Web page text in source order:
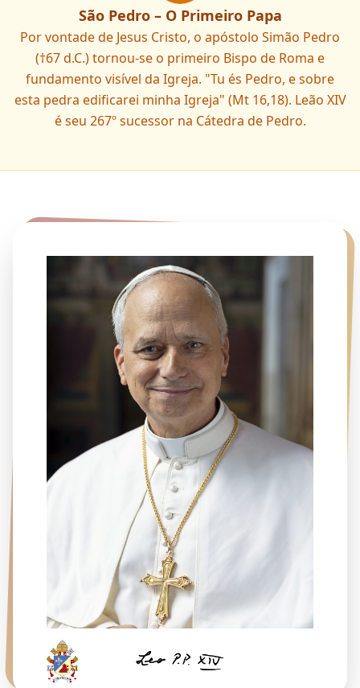
São Pedro – O Primeiro Papa
Por vontade de Jesus Cristo, o apóstolo Simão Pedro
(†67 d.C.) tornou-se o primeiro Bispo de Roma e
fundamento visível da Igreja. "Tu és Pedro, e sobre
esta pedra edificarei minha Igreja" (Mt 16,18). Leão XIV
é seu 267º sucessor na Cátedra de Pedro.